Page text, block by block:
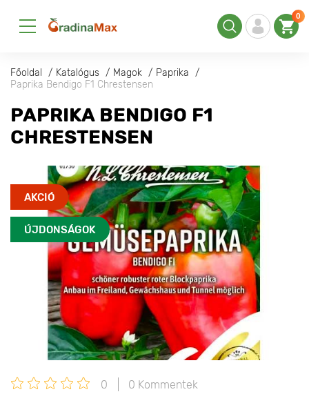
0
Főoldal Katalógus Magok
Paprika
Paprika Bendigo F1 Chrestensen
PAPRIKA BENDIGO F1
CHRESTENSEN
AKCIÓ
ÚJDONSÁGOK
0 0 Kommentek